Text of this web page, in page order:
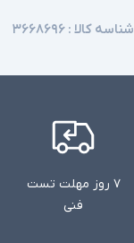
شناسه کالا : ۳۶۶۸۶۹۶
۷ روز مهلت تست
فنی